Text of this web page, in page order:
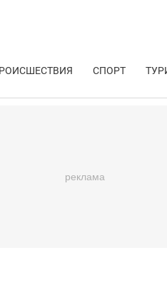
СПОРТ